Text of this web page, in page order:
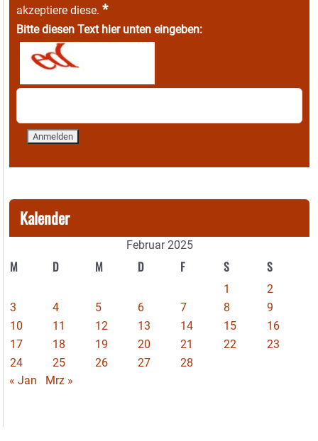
akzeptiere diese. *
Bitte diesen Text hier unten eingeben:
Kalender
Februar 2025
M D M D F S S
1
2
3
4 5 6 7 8
9
10
11 12 13 14 15
16
17
18 19 20 21 22
23
24
25 26 27
28
« Jan
Mrz »